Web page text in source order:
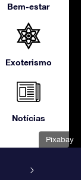
Pixabay
Bem-estar
Exoterismo
Notícias